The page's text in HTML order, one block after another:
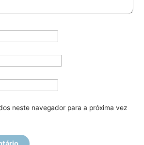
neste navegador para a próxima vez